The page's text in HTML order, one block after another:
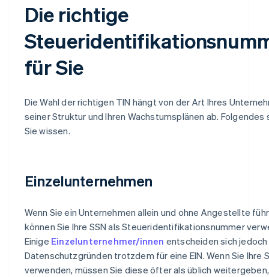
Die richtige
für Sie
Die Wahl der richtigen TIN hängt von der Art Ihres
seiner Struktur und Ihren Wachstumsplänen ab. Folgendes
Sie wissen.
Einzelunternehmen
Wenn Sie ein Unternehmen allein und ohne Angestellte
können Sie Ihre SSN als Steueridentifikationsnummer
Einige Einzelunternehmer/innen entscheiden sich jedoch
Datenschutzgründen trotzdem für eine EIN. Wenn Sie Ihre
verwenden, müssen Sie diese öfter als üblich